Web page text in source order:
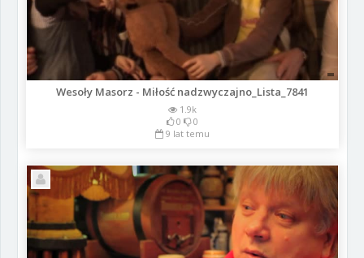
Wesoły Masorz - Miłość nadzwyczajno_Lista_7841
1.9k
0
0
9 lat temu